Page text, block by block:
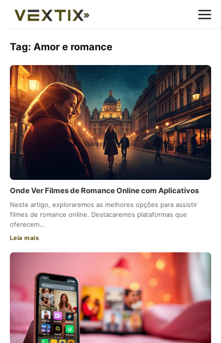
Tag: Amor e romance
Onde Ver Filmes de Romance Online com Aplicativos
Neste artigo, exploraremos as melhores opções para assistir
filmes de romance online. Destacaremos plataformas que
oferecem…
Leia mais